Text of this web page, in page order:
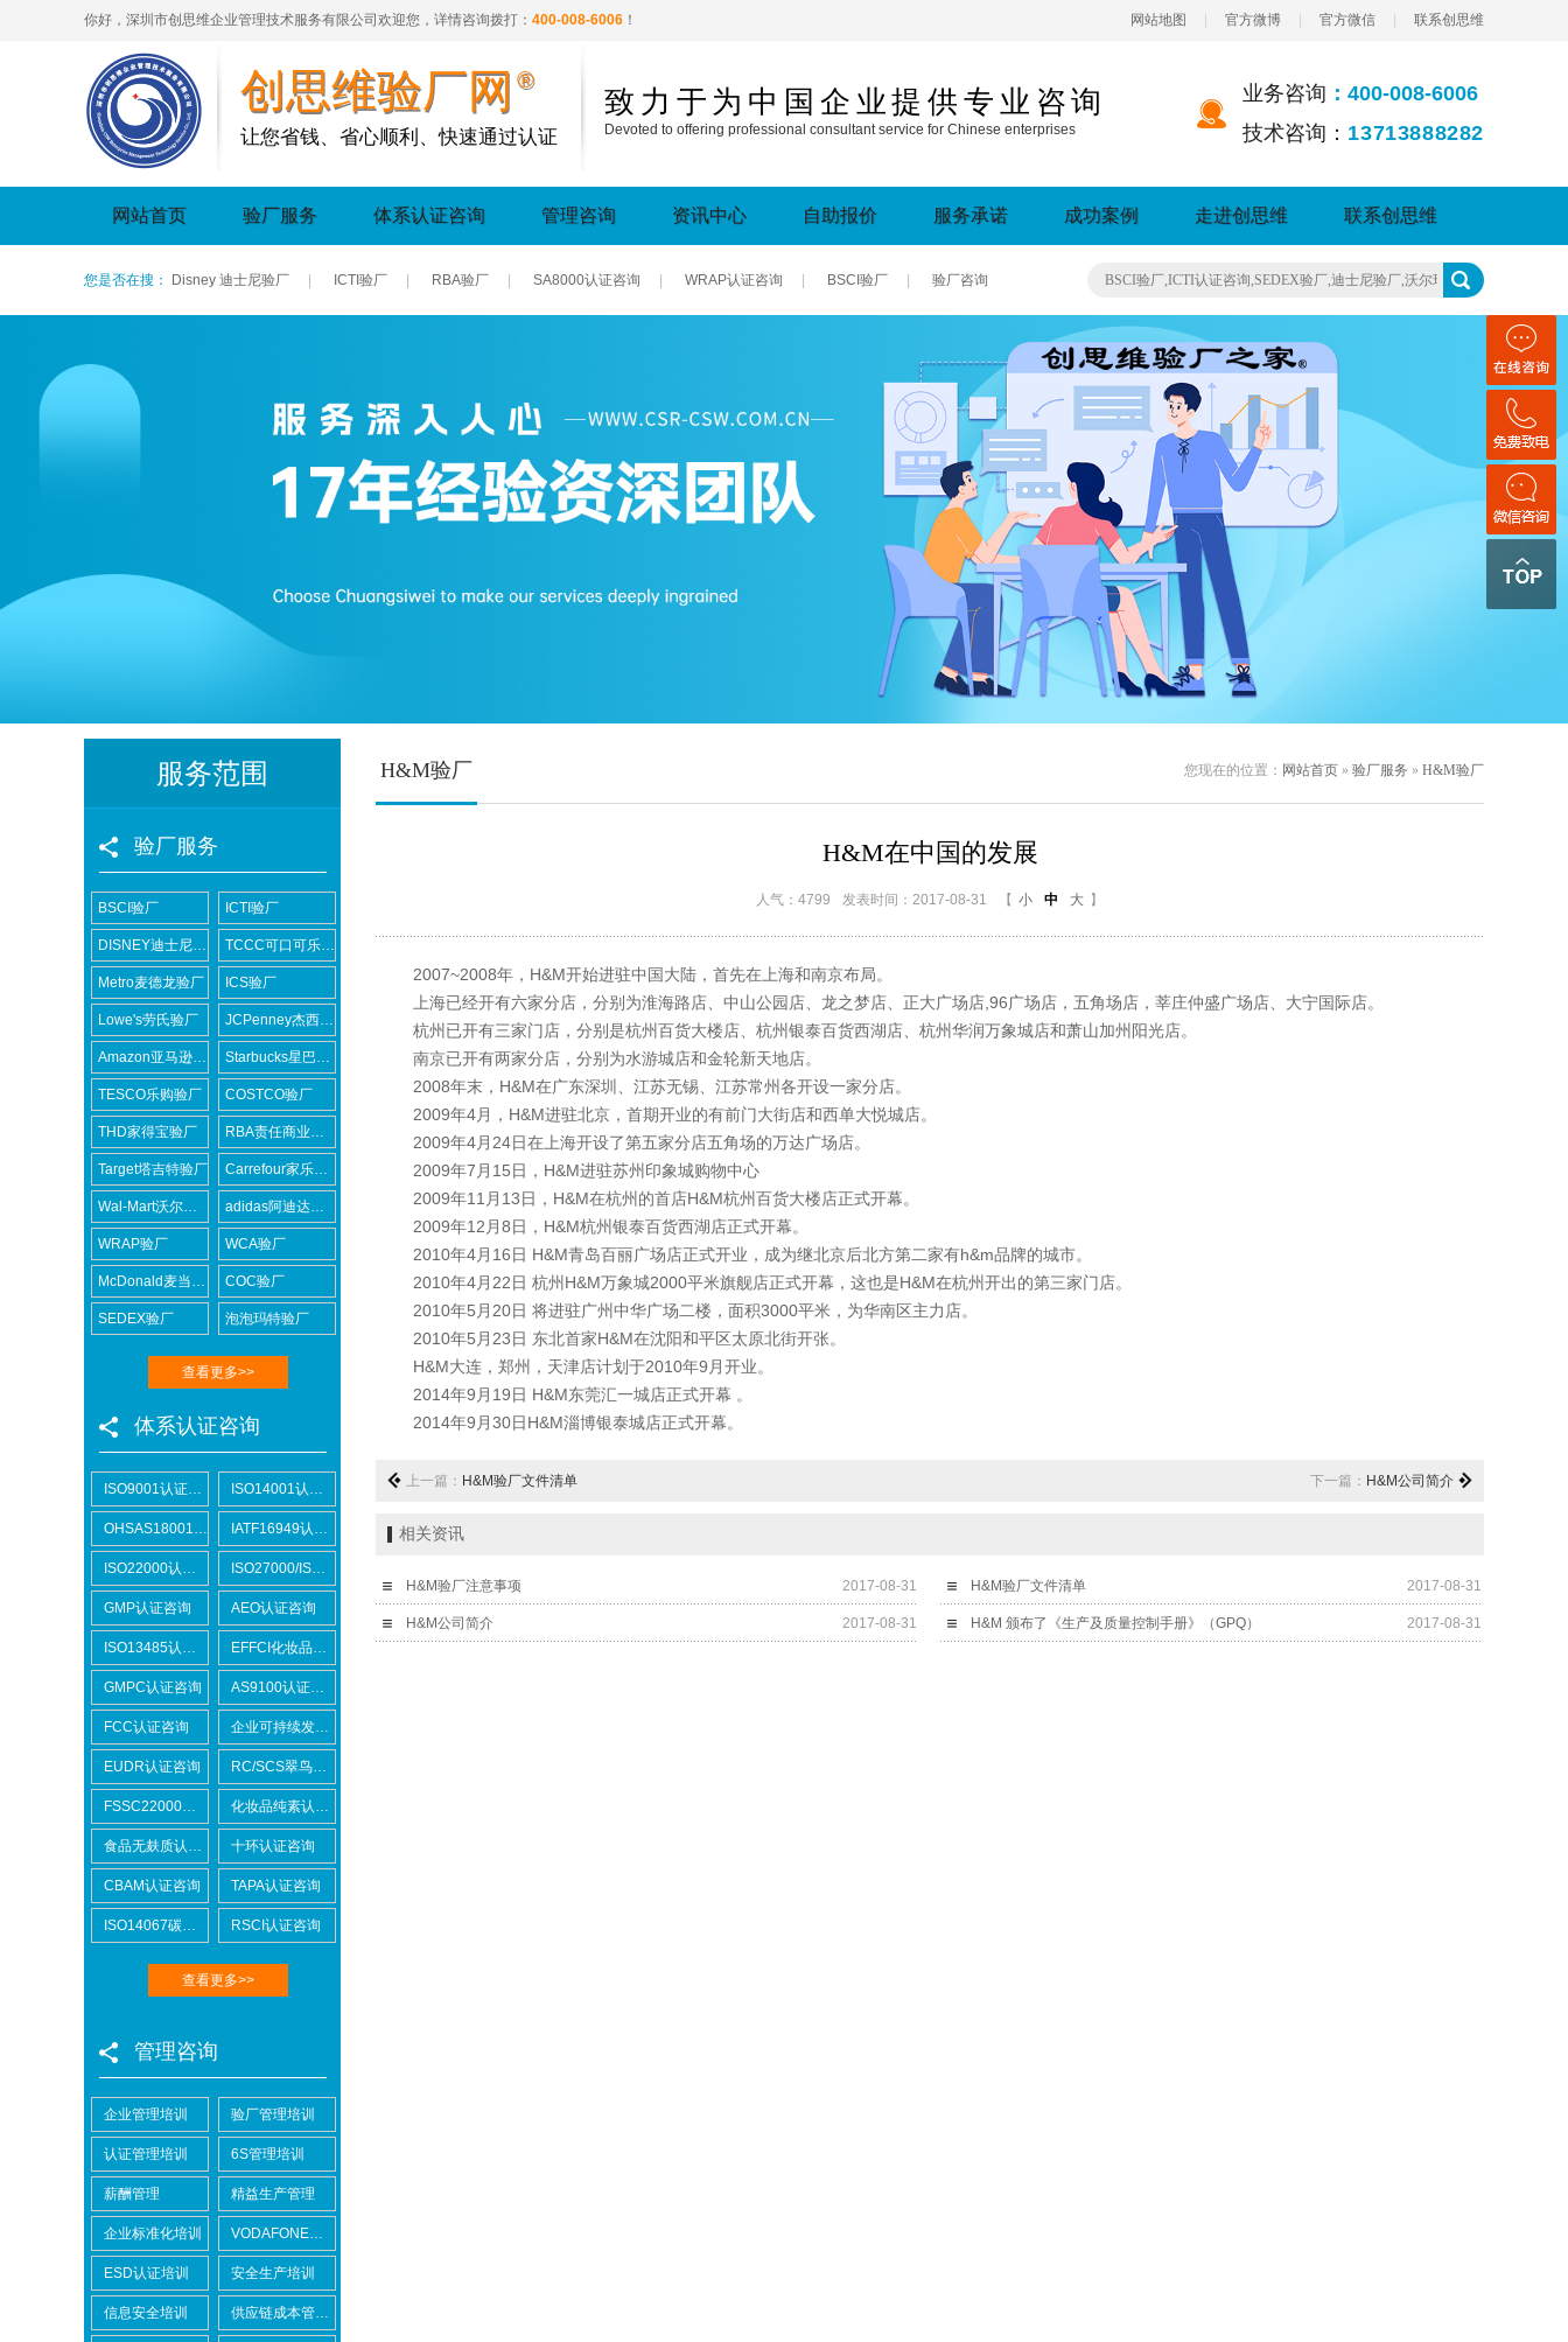
你好，深圳市创思维企业管理技术服务有限公司欢迎您，详情咨询拨打： 400-008-6006 ！ 网站地图 官方微博 官方微信 联系创思维
创思维验厂网 ®
让您省钱、省心顺利、快速通过认证
致力于为中国企业提供专业咨询
Devoted to offering professional consultant service for Chinese enterprises
业务咨询 ：400-008-6006
技术咨询： 13713888282
网站首页 验厂服务 体系认证咨询 管理咨询 资讯中心 自助报价 服务承诺 成功案例 走进创思维 联系创思维
您是否在搜： Disney 迪士尼验厂 ICTI验厂 RBA验厂 SA8000认证咨询 WRAP认证咨询 BSCI验厂 验厂咨询
服务范围
验厂服务
BSCI验厂 ICTI验厂
DISNEY迪士尼验厂 TCCC可口可乐验厂
Metro麦德龙验厂 ICS验厂
Lowe's劳氏验厂 JCPenney杰西潘尼验厂
Amazon亚马逊验厂 Starbucks星巴克验厂
TESCO乐购验厂 COSTCO验厂
THD家得宝验厂 RBA责任商业联盟认证咨询
Target塔吉特验厂 Carrefour家乐福验厂
Wal-Mart沃尔玛验厂 adidas阿迪达斯验厂
WRAP验厂 WCA验厂
McDonald麦当劳验厂 COC验厂
SEDEX验厂 泡泡玛特验厂
查看更多>>
体系认证咨询
ISO9001认证咨询 ISO14001认证咨询
OHSAS18001认证咨询 IATF16949认证咨询
ISO22000认证咨询 ISO27000/ISO27001认证咨询
GMP认证咨询 AEO认证咨询
ISO13485认证咨询 EFFCI化妆品原料认证咨询
GMPC认证咨询 AS9100认证咨询
FCC认证咨询 企业可持续发展SCORE认证咨询
EUDR认证咨询 RC/SCS翠鸟认证咨询
FSSC22000认证咨询 化妆品纯素认证咨询
食品无麸质认证咨询 十环认证咨询
CBAM认证咨询 TAPA认证咨询
ISO14067碳足迹 RSCI认证咨询
查看更多>>
管理咨询
企业管理培训 验厂管理培训
认证管理培训 6S管理培训
薪酬管理 精益生产管理
企业标准化培训 VODAFONE认证知识培训
ESD认证培训 安全生产培训
信息安全培训 供应链成本管控培训
Lowe's劳氏验厂
BSCI验厂
ICTI验厂
DISNEY迪士尼验厂
TCCC可口可乐验厂
H&M验厂 您现在的位置： 网站首页 » 验厂服务 » H&M验厂
H&M在中国的发展
人气：4799 发表时间：2017-08-31 【 小 中 大 】
2007~2008年，H&M开始进驻中国大陆，首先在上海和南京布局。
上海已经开有六家分店，分别为淮海路店、中山公园店、龙之梦店、正大广场店,96广场店，五角场店，莘庄仲盛广场店、大宁国际店。
杭州已开有三家门店，分别是杭州百货大楼店、杭州银泰百货西湖店、杭州华润万象城店和萧山加州阳光店。
南京已开有两家分店，分别为水游城店和金轮新天地店。
2008年末，H&M在广东深圳、江苏无锡、江苏常州各开设一家分店。
2009年4月，H&M进驻北京，首期开业的有前门大街店和西单大悦城店。
2009年4月24日在上海开设了第五家分店五角场的万达广场店。
2009年7月15日，H&M进驻苏州印象城购物中心
2009年11月13日，H&M在杭州的首店H&M杭州百货大楼店正式开幕。
2009年12月8日，H&M杭州银泰百货西湖店正式开幕。
2010年4月16日 H&M青岛百丽广场店正式开业，成为继北京后北方第二家有h&m品牌的城市。
2010年4月22日 杭州H&M万象城2000平米旗舰店正式开幕，这也是H&M在杭州开出的第三家门店。
2010年5月20日 将进驻广州中华广场二楼，面积3000平米，为华南区主力店。
2010年5月23日 东北首家H&M在沈阳和平区太原北街开张。
H&M大连，郑州，天津店计划于2010年9月开业。
2014年9月19日 H&M东莞汇一城店正式开幕 。
2014年9月30日H&M淄博银泰城店正式开幕。
上一篇： H&M验厂文件清单 下一篇： H&M公司简介
相关资讯
H&M验厂注意事项 2017-08-31 H&M验厂文件清单 2017-08-31
H&M公司简介 2017-08-31 H&M 颁布了《生产及质量控制手册》（GPQ） 2017-08-31